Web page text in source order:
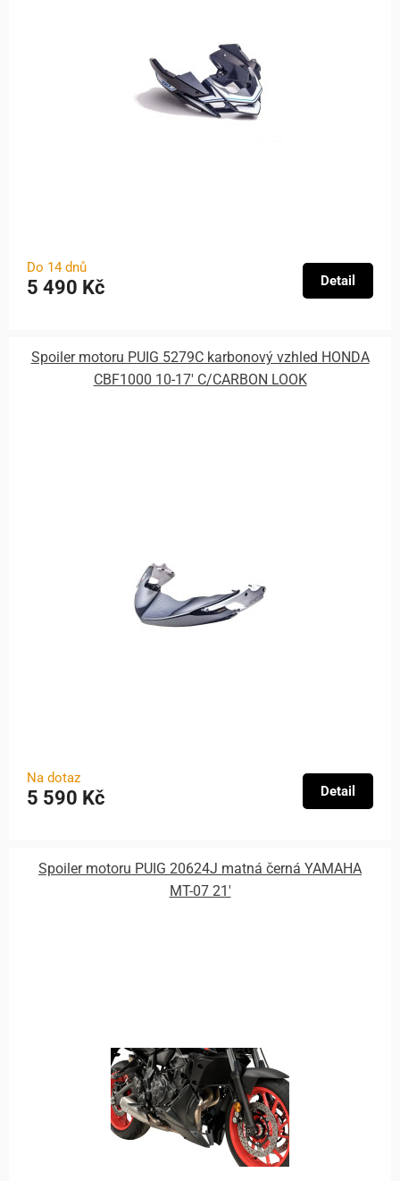
Do 14 dnů
5 490 Kč Detail
Spoiler motoru PUIG 5279C karbonový vzhled HONDA
CBF1000 10-17' C/CARBON LOOK
Na dotaz
5 590 Kč Detail
Spoiler motoru PUIG 20624J matná černá YAMAHA
MT-07 21'